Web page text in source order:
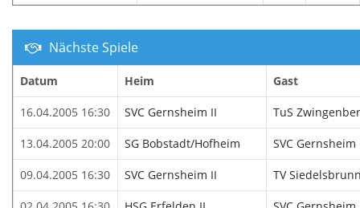
Nächste Spiele
Datum Heim Gast
16.04.2005 16:30 SVC Gernsheim II TuS
13.04.2005 20:00 SG Bobstadt/Hofheim SVC Gernsheim
09.04.2005 16:30 SVC Gernsheim II TV